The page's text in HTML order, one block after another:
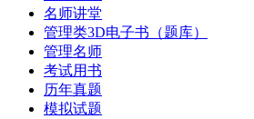
名师讲堂
管理类3D电子书（题库）
管理名师
考试用书
历年真题
模拟试题